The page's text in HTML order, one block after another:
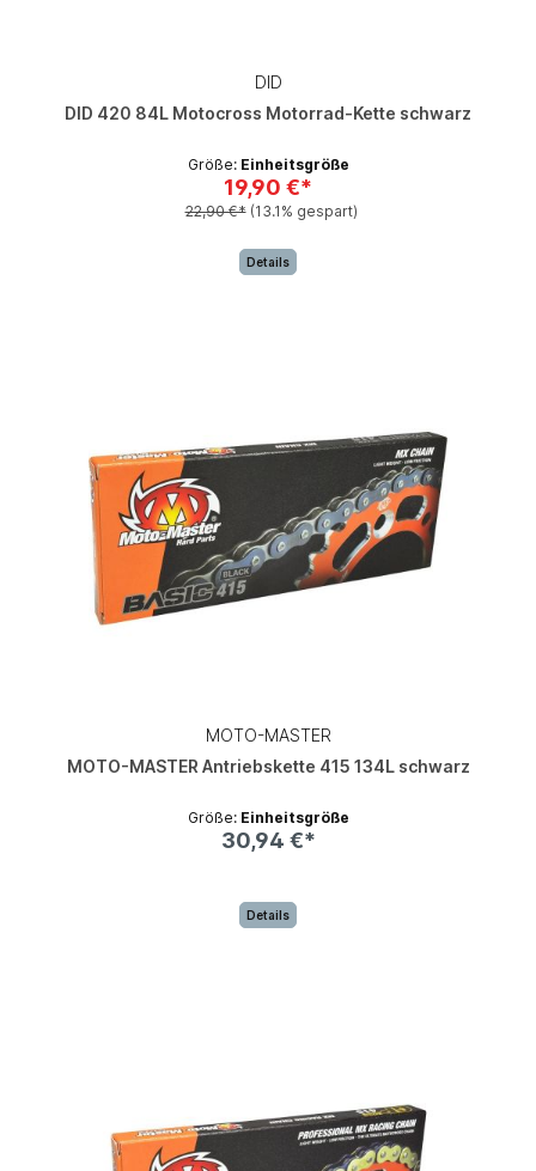
DID
DID 420 84L Motocross Motorrad-Kette schwarz
Größe: Einheitsgröße
19,90 €*
22,90 €* (13.1% gespart)
Details
MOTO-MASTER
MOTO-MASTER Antriebskette 415 134L schwarz
Größe: Einheitsgröße
30,94 €*
Details